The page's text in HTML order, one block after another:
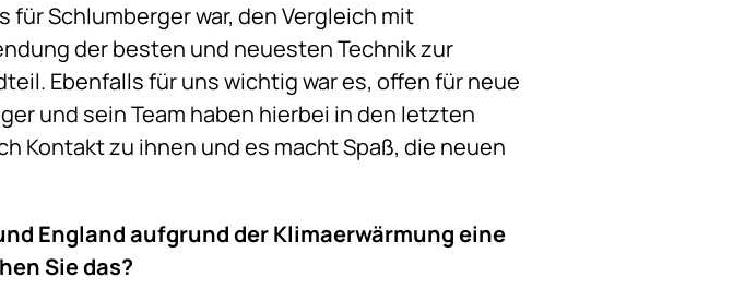
Schlumberger war, den Vergleich mit
der besten und neuesten Technik zur
Ebenfalls für uns wichtig war es, offen für neue
und sein Team haben hierbei in den letzten
Kontakt zu ihnen und es macht Spaß, die neuen
England aufgrund der Klimaerwärmung eine
Sie das?